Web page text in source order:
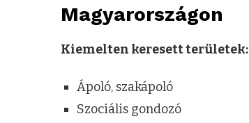
Magyarországon
Kiemelten keresett területek:
Ápoló, szakápoló
Szociális gondozó